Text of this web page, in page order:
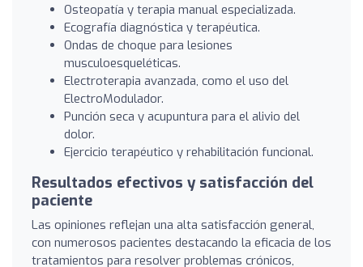
Osteopatía y terapia manual especializada.
Ecografía diagnóstica y terapéutica.
Ondas de choque para lesiones
musculoesqueléticas.
Electroterapia avanzada, como el uso del
ElectroModulador.
Punción seca y acupuntura para el alivio del
dolor.
Ejercicio terapéutico y rehabilitación funcional.
Resultados efectivos y satisfacción del
paciente
Las opiniones reflejan una alta satisfacción general,
con numerosos pacientes destacando la eficacia de los
tratamientos para resolver problemas crónicos,